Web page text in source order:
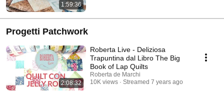
1:59:36
Progetti Patchwork
2:08:32
Roberta Live - Deliziosa
Trapuntina dal Libro The Big
Book of Lap Quilts
Roberta de Marchi
10K views
Streamed 7 years ago